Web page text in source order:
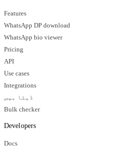
Features
WhatsApp DP download
WhatsApp bio viewer
Pricing
API
Use cases
Integrations
ڈیٹا بیس
Bulk checker
Developers
Docs